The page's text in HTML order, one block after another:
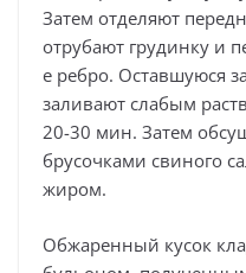
Затем отделяют
отрубают грудинку и
е ребро. Оставшуюся
заливают слабым
20-30 мин. Затем
брусочками свиного
жиром.
Обжаренный кусок